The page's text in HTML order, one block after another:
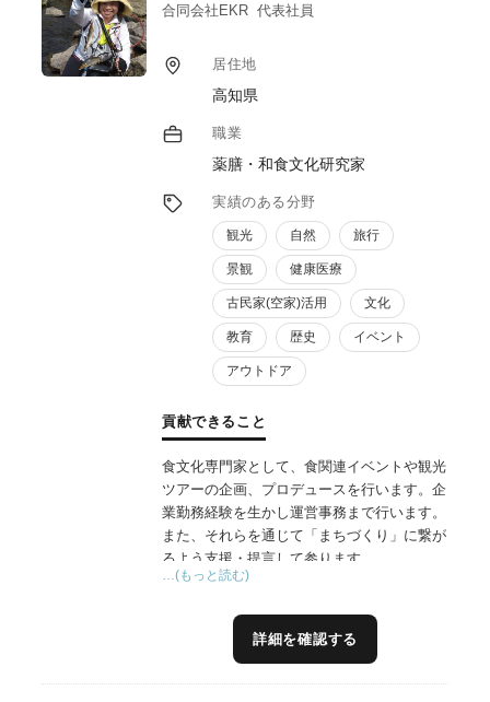
主な受賞歴：グッドデザイン賞、日本パッケ
合同会社EKR 代表社員
居住地
高知県
職業
薬膳・和食文化研究家
実績のある分野
観光 自然 旅行
景観 健康医療
古民家(空家)活用 文化
教育 歴史 イベント
アウトドア
貢献できること
食文化専門家として、食関連イベントや観光
ツアーの企画、プロデュースを行います。企
業勤務経験を生かし運営事務まで行います。
また、それらを通じて「まちづくり」に繋が
るよう支援・提言して参ります。
…(もっと読む)
詳細を確認する